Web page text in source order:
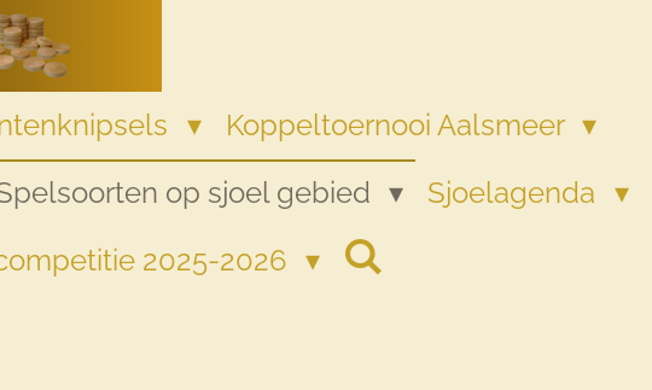
Koppeltoernooi Aalsmeer
op sjoel gebied
Sjoelagenda
2025-2026